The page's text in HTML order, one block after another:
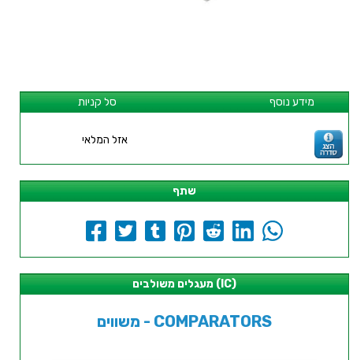
סל קניות מידע נוסף
אזל המלאי
שתף
מעגלים משולבים (IC)
משווים - COMPARATORS